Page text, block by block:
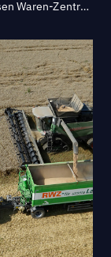
Google Greenhouse: Raiffeisen Waren-Zentrale Rhein-Main AG aumenta la visibilità con Uberall